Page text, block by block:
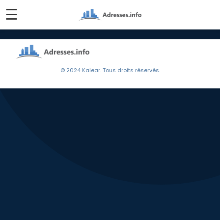
☰
© 2024 Kalear. Tous droits réservés.